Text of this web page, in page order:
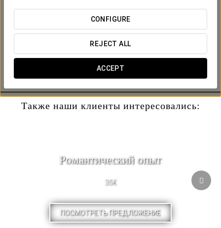
CONFIGURE
REJECT ALL
ACCEPT
Туристический автобус
Мы приглашаем вас на обзорную экскурсию по самым
красивым местам города. Вас прогулка с последующим
посещением винного погреба в Порту, где вы сможете
дегустировать лучшие сорта местного вина. Не
пропустите!
Также наши клиенты интересовались:
Pомантический опыт
35€
ПОСМОТРЕТЬ ПРЕДЛОЖЕНИЕ